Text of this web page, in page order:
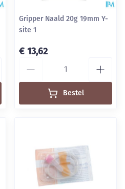
Gripper Naald 20g 19mm Y-
site 1
€ 13,62
Bestel